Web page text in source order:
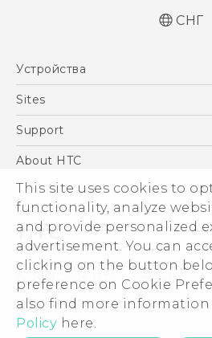
This site uses cookies to
functionality, analyze
and provide personalized
advertisement. You can
clicking on the button
preference on Cookie
also find more
Policy here.
Русский - Руководство
соответствию
Қазақ - жұмысты
ақпараты
English - Quick
English - User
English - Safety and
СНГ
Устройства
5G
EXODUS
VIVE
Sites
HTC Dev
Support
ПОДДЕРЖКА
About HTC
ESG
Инвестирование
Политика
Безопасность продуктов
Вакансии
Security and Privacy
© 2011-2026 HTC Corporation
Условия использования.